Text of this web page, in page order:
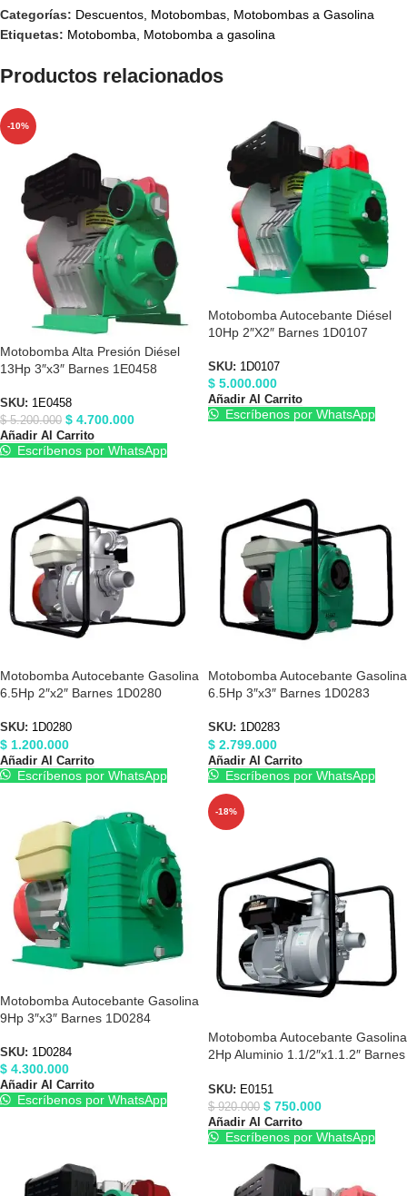
Categorías: Descuentos Motobombas Motobombas a Gasolina
Etiquetas: Motobomba Motobomba a gasolina
Productos relacionados
-10%
Motobomba Alta Presión Diésel
13Hp 3″x3″ Barnes 1E0458
SKU: 1E0458
$5.200.000 $ 4.700.000
Añadir Al Carrito
Escríbenos por WhatsApp
Motobomba Autocebante Diésel
10Hp 2″X2″ Barnes 1D0107
SKU: 1D0107
$ 5.000.000
Añadir Al Carrito
Escríbenos por WhatsApp
Motobomba Autocebante Gasolina
6.5Hp 2″x2″ Barnes 1D0280
SKU: 1D0280
$ 1.200.000
Añadir Al Carrito
Escríbenos por WhatsApp
Motobomba Autocebante Gasolina
6.5Hp 3″x3″ Barnes 1D0283
SKU: 1D0283
$ 2.799.000
Añadir Al Carrito
Escríbenos por WhatsApp
Motobomba Autocebante Gasolina
9Hp 3″x3″ Barnes 1D0284
SKU: 1D0284
$ 4.300.000
Añadir Al Carrito
Escríbenos por WhatsApp
-18%
Motobomba Autocebante Gasolina
2Hp Aluminio 1.1/2″x1.1.2″ Barnes
SKU: E0151
$920.000 $ 750.000
Añadir Al Carrito
Escríbenos por WhatsApp